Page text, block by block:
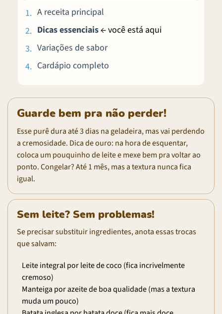
A receita principal
Dicas essenciais← você está aqui
Variações de sabor
Cardápio completo
Guarde bem pra não perder!
Esse purê dura até 3 dias na geladeira, mas vai perdendo
a cremosidade. Dica de ouro: na hora de esquentar,
coloca um pouquinho de leite e mexe bem pra voltar ao
ponto. Congelar? Até 1 mês, mas a textura nunca fica
igual.
Sem leite? Sem problemas!
Se precisar substituir ingredientes, anota essas trocas
que salvam:
Leite integral por leite de coco (fica incrivelmente
cremoso)
Manteiga por azeite de boa qualidade (mas a textura
muda um pouco)